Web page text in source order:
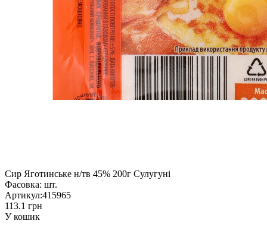
Сир Яготинське н/тв 45% 200г Сулугуні
Фасовка: шт.
Артикул:415965
113.1 грн
У кошик